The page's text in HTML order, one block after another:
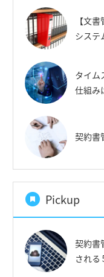
【文
システ
タイム
仕組み
契約書
Pickup
契約書
される